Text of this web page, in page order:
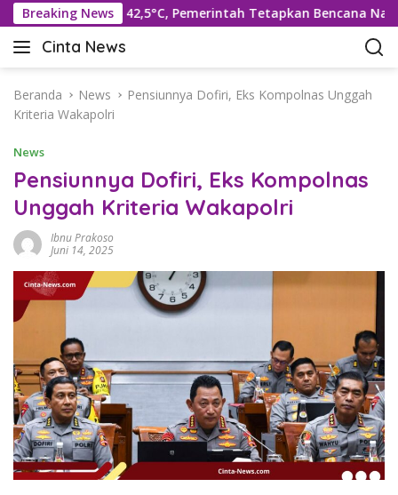
a
Breaking News
Suhu Rekor 42,5°C, Pemerintah Tetapkan Bencana Nasional
Cinta News
C
n
t
N
e
w
s
K
a
b
e
r
k
i
n
i
,
Beranda News
Pensiunnya Dofiri, Eks Kompolnas Unggah
Kriteria Wakapolri
News
Pensiunnya Dofiri, Eks Kompolnas
Unggah Kriteria Wakapolri
Ibnu Prakoso
Juni 14, 2025